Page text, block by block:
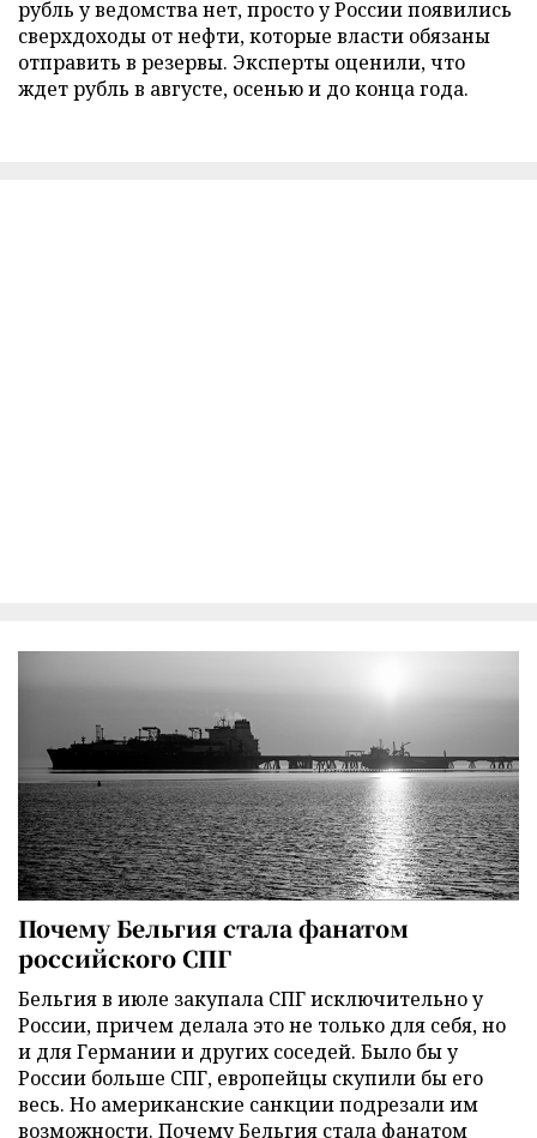
рубль у ведомства нет, просто у России появились
сверхдоходы от нефти, которые власти обязаны
отправить в резервы. Эксперты оценили, что
ждет рубль в августе, осенью и до конца года.
Почему Бельгия стала фанатом
российского СПГ
Бельгия в июле закупала СПГ исключительно у
России, причем делала это не только для себя, но
и для Германии и других соседей. Было бы у
России больше СПГ, европейцы скупили бы его
весь. Но американские санкции подрезали им
возможности. Почему Бельгия стала фанатом